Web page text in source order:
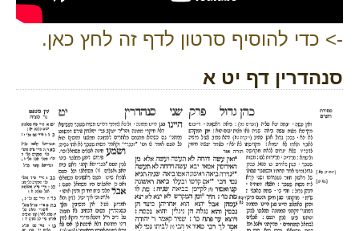
-> כדי להוסיף סרטון לדף זה לחץ כאן.
סנהדרין דף יט א